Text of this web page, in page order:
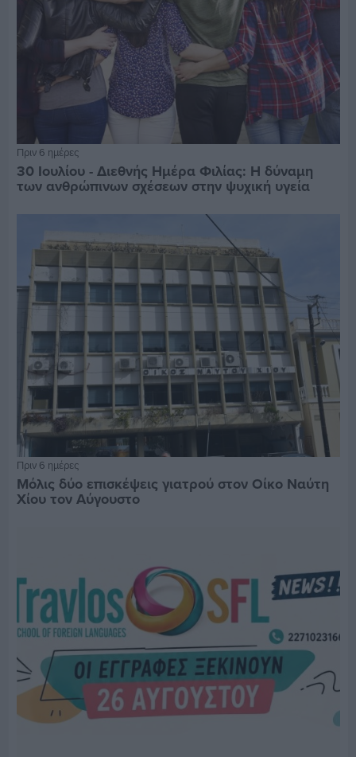
Πριν 6 ημέρες
30 Ιουλίου - Διεθνής Ημέρα Φιλίας: Η δύναμη
των ανθρώπινων σχέσεων στην ψυχική υγεία
Πριν 6 ημέρες
Μόλις δύο επισκέψεις γιατρού στον Οίκο Ναύτη
Χίου τον Αύγουστο